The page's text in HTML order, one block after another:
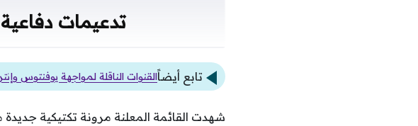
تدعيمات
تابع أيضاًالقنوات الناقلة لمواجهة يوفنتوس
شهدت القائمة المعلنة مرونة تكتيكية جديدة